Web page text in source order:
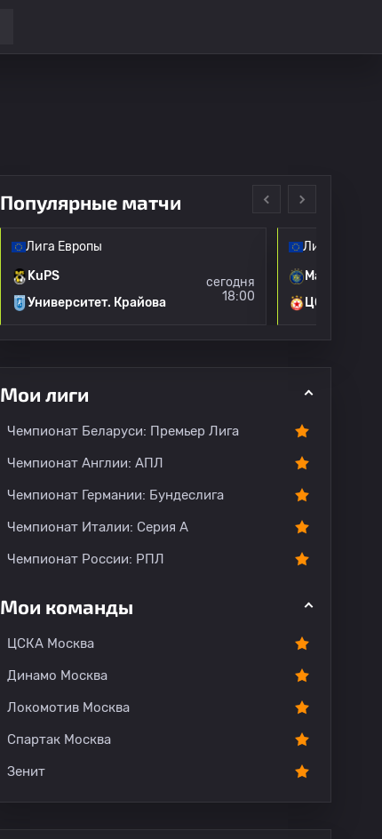
Популярные матчи
Лига Европы
KuPS
Университет. Крайова
сегодня
18:00
Лига Европы
Маккаби
ЦСКА
Мои лиги
Чемпионат Беларуси: Премьер Лига
Чемпионат Англии: АПЛ
Чемпионат Германии: Бундеслига
Чемпионат Италии: Серия А
Чемпионат России: РПЛ
Мои команды
ЦСКА Москва
Динамо Москва
Локомотив Москва
Спартак Москва
Зенит